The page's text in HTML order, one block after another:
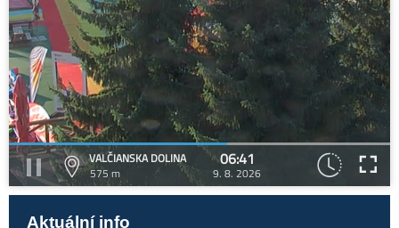
VALČIANSKA DOLINA
575 m
06:41
9. 8. 2026
Aktuální info